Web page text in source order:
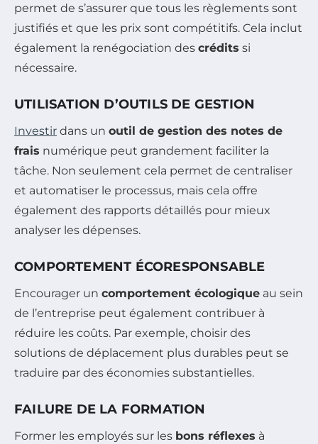
permet de s’assurer que tous les règlements sont
justifiés et que les prix sont compétitifs. Cela inclut
également la renégociation des crédits si
nécessaire.
UTILISATION D’OUTILS DE GESTION
Investir dans un outil de gestion des notes de
frais numérique peut grandement faciliter la
tâche. Non seulement cela permet de centraliser
et automatiser le processus, mais cela offre
également des rapports détaillés pour mieux
analyser les dépenses.
COMPORTEMENT ÉCORESPONSABLE
Encourager un comportement écologique au sein
de l’entreprise peut également contribuer à
réduire les coûts. Par exemple, choisir des
solutions de déplacement plus durables peut se
traduire par des économies substantielles.
FAILURE DE LA FORMATION
Former les employés sur les bons réflexes à